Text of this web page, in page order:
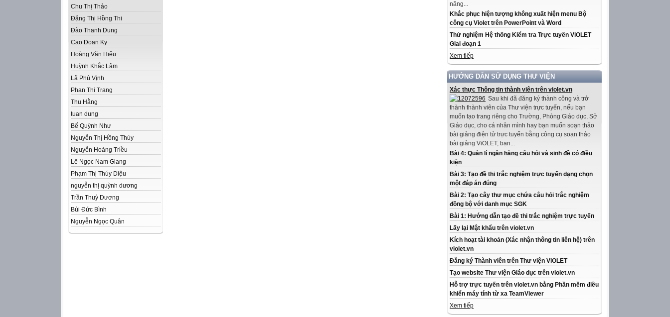
Chu Thị Thảo
Đặng Thị Hồng Thi
Đào Thanh Dung
Cao Doan Ky
Hoàng Văn Hiếu
Huỳnh Khắc Lâm
Lã Phú Vịnh
Phan Thi Trang
Thu Hằng
tuan dung
Bế Quỳnh Như
Nguyễn Thị Hồng Thúy
Nguyễn Hoàng Triều
Lê Ngọc Nam Giang
Phạm Thị Thúy Diệu
nguyễn thị quỳnh dương
Trần Thuỳ Dương
Bùi Đức Bình
Nguyễn Ngọc Quân
năng...
Khắc phục hiện tượng không xuất hiện menu Bộ
công cụ Violet trên PowerPoint và Word
Thử nghiệm Hệ thống Kiểm tra Trực tuyến ViOLET
Giai đoạn 1
Xem tiếp
HƯỚNG DẪN SỬ DỤNG THƯ VIỆN
Xác thực Thông tin thành viên trên violet.vn
Sau khi đã đăng ký thành công và trở
thành thành viên của Thư viện trực tuyến, nếu bạn
muốn tạo trang riêng cho Trường, Phòng Giáo dục, Sở
Giáo dục, cho cá nhân mình hay bạn muốn soạn thảo
bài giảng điện tử trực tuyến bằng công cụ soạn thảo
bài giảng ViOLET, bạn...
Bài 4: Quản lí ngân hàng câu hỏi và sinh đề có điều
kiện
Bài 3: Tạo đề thi trắc nghiệm trực tuyến dạng chọn
một đáp án đúng
Bài 2: Tạo cây thư mục chứa câu hỏi trắc nghiệm
đồng bộ với danh mục SGK
Bài 1: Hướng dẫn tạo đề thi trắc nghiệm trực tuyến
Lấy lại Mật khẩu trên violet.vn
Kích hoạt tài khoản (Xác nhận thông tin liên hệ) trên
violet.vn
Đăng ký Thành viên trên Thư viện ViOLET
Tạo website Thư viện Giáo dục trên violet.vn
Hỗ trợ trực tuyến trên violet.vn bằng Phần mềm điều
khiển máy tính từ xa TeamViewer
Xem tiếp